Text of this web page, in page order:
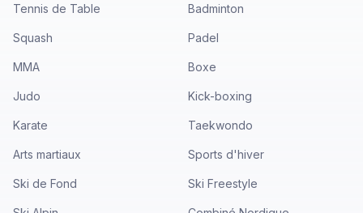
Tennis de Table Badminton
Squash Padel
MMA Boxe
Judo Kick-boxing
Karate Taekwondo
Arts martiaux Sports d'hiver
Ski de Fond Ski Freestyle